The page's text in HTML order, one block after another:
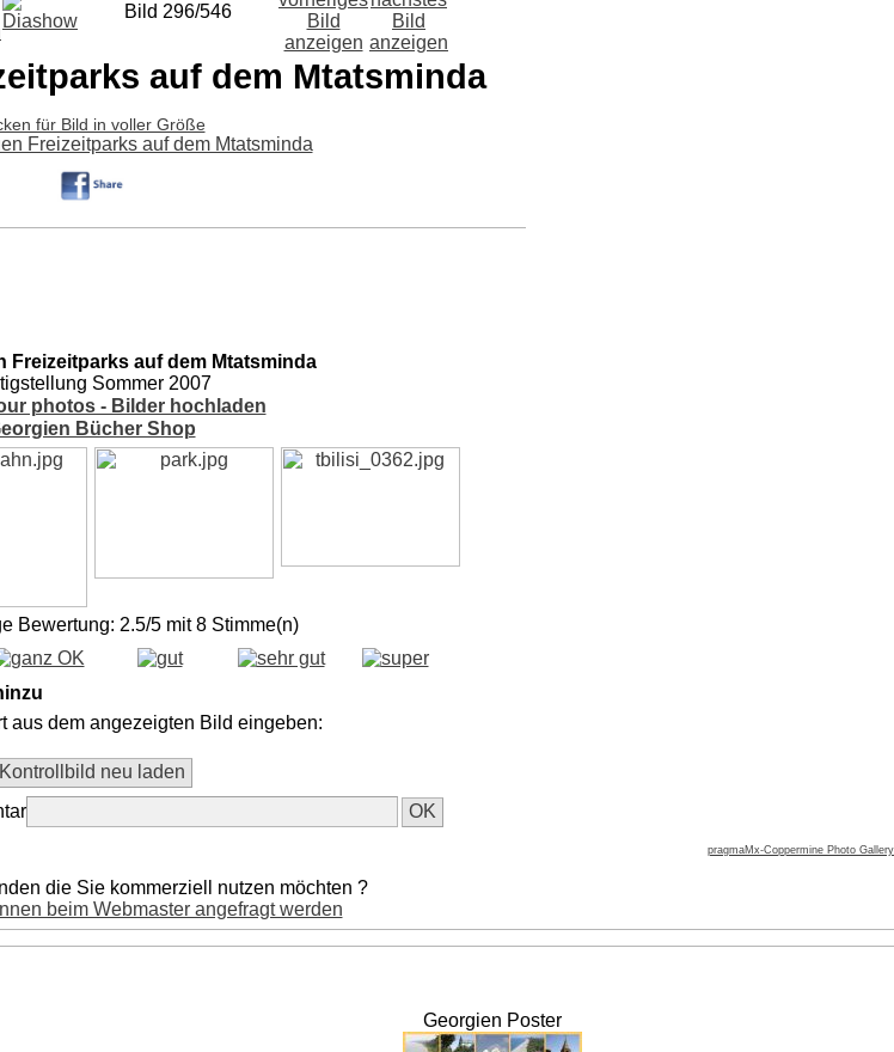
Bild 296/546
auf dem Mtatsminda
für Bild in voller Größe
Freizeitparks auf dem Mtatsminda
Sommer 2007
photos - Bilder hochladen
Bücher Shop
Bewertung: 2.5/5 mit 8 Stimme(n)
aus dem angezeigten Bild eingeben:
pragmaMx-Coppermine Photo Gallery
die Sie kommerziell nutzen möchten ?
beim Webmaster angefragt werden
Georgien Poster